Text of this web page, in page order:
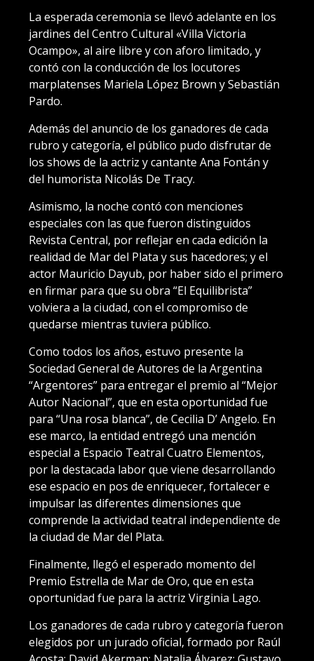
La esperada ceremonia se llevó adelante en los
jardines del Centro Cultural «Villa Victoria
Ocampo», al aire libre y con aforo limitado, y
contó con la conducción de los locutores
marplatenses Mariela López Brown y Sebastián
Pardo.
Además del anuncio de los ganadores de cada
rubro y categoría, el público pudo disfrutar de
los shows de la actriz y cantante Ana Fontán y
del humorista Nicolás De Tracy.
Asimismo, la noche contó con menciones
especiales con las que fueron distinguidos
Revista Central, por reflejar en cada edición la
realidad de Mar del Plata y sus hacedores; y el
actor Mauricio Dayub, por haber sido el primero
en firmar para que su obra “El Equilibrista”
volviera a la ciudad, con el compromiso de
quedarse mientras tuviera público.
Como todos los años, estuvo presente la
Sociedad General de Autores de la Argentina
“Argentores” para entregar el premio al “Mejor
Autor Nacional”, que en esta oportunidad fue
para “Una rosa blanca”, de Cecilia D’ Angelo. En
ese marco, la entidad entregó una mención
especial a Espacio Teatral Cuatro Elementos,
por la destacada labor que viene desarrollando
ese espacio en pos de enriquecer, fortalecer e
impulsar las diferentes dimensiones que
comprende la actividad teatral independiente de
la ciudad de Mar del Plata.
Finalmente, llegó el esperado momento del
Premio Estrella de Mar de Oro, que en esta
oportunidad fue para la actriz Virginia Lago.
Los ganadores de cada rubro y categoría fueron
elegidos por un jurado oficial, formado por Raúl